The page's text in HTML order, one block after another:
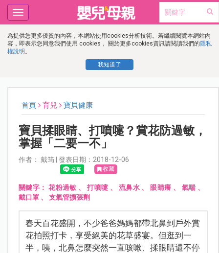
為提供您更多優質的內容，本網站使用cookies分析技術。若繼續閱覽本網站內
容，即表示您同意我們使用 cookies， 關於更多cookies資訊請閱讀我們的隱私
權說明 。
我知道了
Toggle
navigation
首頁 育兒 寶貝健康
寶貝揉眼睛、打噴嚏？賞花防過敏，
掌握「二要一不」
作者： 戴筠 | 發表日期：2018-12-06
收藏
關鍵字：花粉過敏 、打噴嚏 、 流鼻水、 眼睛癢 、 氣喘 、
戴口罩、 支氣管擴張劑
春天百花盛開，不少爸爸媽媽都帶北鼻到戶外賞
花拍照打卡，享受絕美的花草盛宴。但逛到一
半，咦，北鼻怎麼突然一直咳嗽、揉眼睛還不停